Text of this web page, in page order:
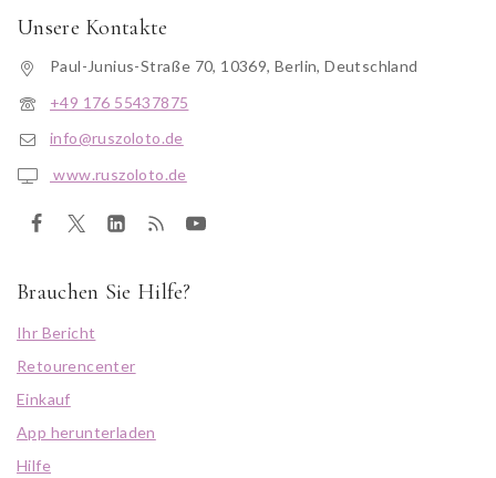
Unsere Kontakte
Paul-Junius-Straße 70, 10369, Berlin, Deutschland
+49 176 55437875
info@ruszoloto.de
www.ruszoloto.de
Brauchen Sie Hilfe?
Ihr Bericht
Retourencenter
Einkauf
App herunterladen
Hilfe